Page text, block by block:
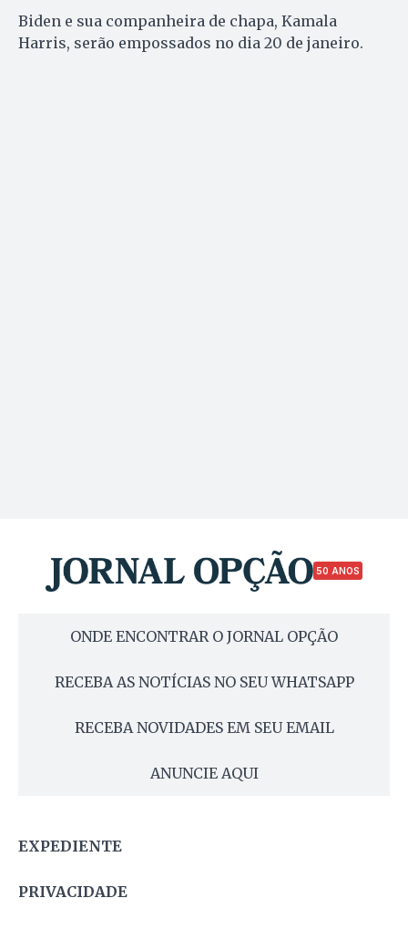
Biden e sua companheira de chapa, Kamala
Harris, serão empossados no dia 20 de janeiro.
50 ANOS
ONDE ENCONTRAR O JORNAL OPÇÃO
RECEBA AS NOTÍCIAS NO SEU WHATSAPP
RECEBA NOVIDADES EM SEU EMAIL
ANUNCIE AQUI
EXPEDIENTE
PRIVACIDADE